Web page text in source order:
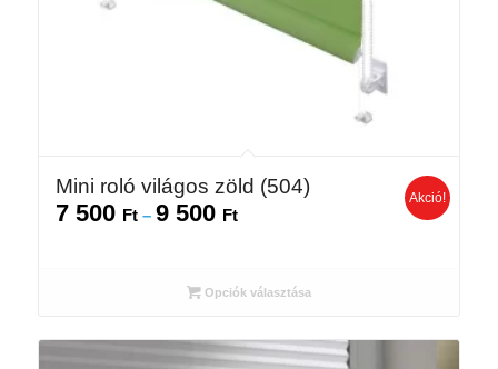
Mini roló világos zöld (504)
7 500 Ft – 9 500 FtÁrtartomány:
-
500 Ft
Akció!
Opciók választása